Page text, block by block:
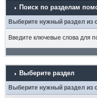
Поиск по разделам
Выберите нужный раздел из
Введите ключевые слова для
Выберите раздел
Выберите нужный раздел из